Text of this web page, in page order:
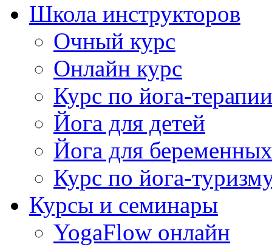
Школа инструкторов
Очный курс
Онлайн курс
Курс по йога-терапии
Йога для детей
Йога для беременных
Курс по йога-
Курсы и семинары
YogaFlow онлайн